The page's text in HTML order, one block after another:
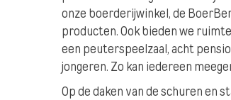
onze boerderijwinkel, de
producten. Ook bieden we
een peuterspeelzaal, acht
jongeren. Zo kan iedereen
Op de daken van de schuren en